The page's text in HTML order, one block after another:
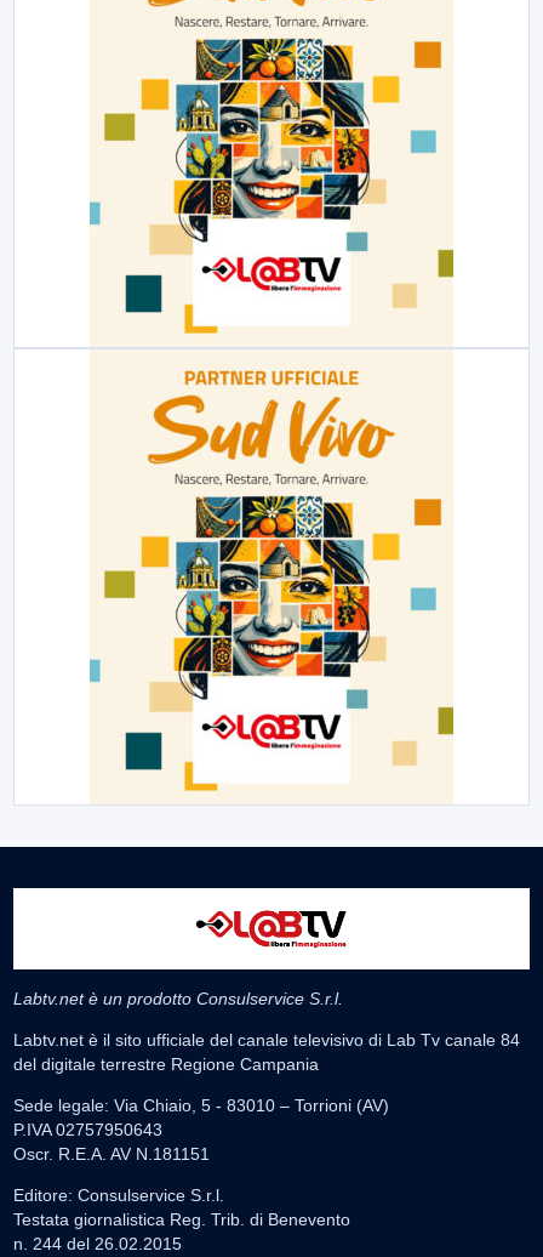
Labtv.net è un prodotto Consulservice S.r.l.
Labtv.net è il sito ufficiale del canale televisivo di Lab Tv canale 84
del digitale terrestre Regione Campania
Sede legale: Via Chiaio, 5 - 83010 – Torrioni (AV)
P.IVA 02757950643
Oscr. R.E.A. AV N.181151
Editore: Consulservice S.r.l.
Testata giornalistica Reg. Trib. di Benevento
n. 244 del 26.02.2015